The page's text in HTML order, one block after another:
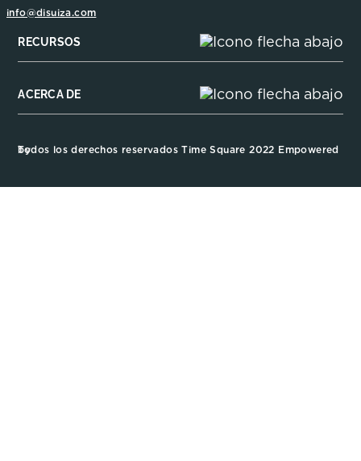
info@disuiza.com
RECURSOS
ACERCA DE
Todos los derechos reservados Time Square 2022 Empowered by